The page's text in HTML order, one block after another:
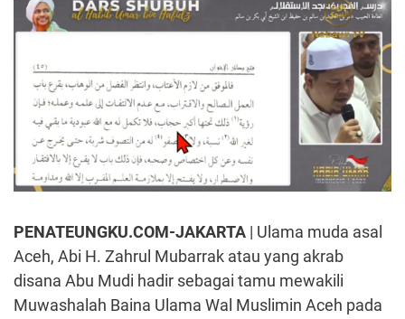
PENATEUNGKU.COM-JAKARTA | Ulama muda asal
Aceh, Abi H. Zahrul Mubarrak atau yang akrab
disana Abu Mudi hadir sebagai tamu mewakili
Muwashalah Baina Ulama Wal Muslimin Aceh pada